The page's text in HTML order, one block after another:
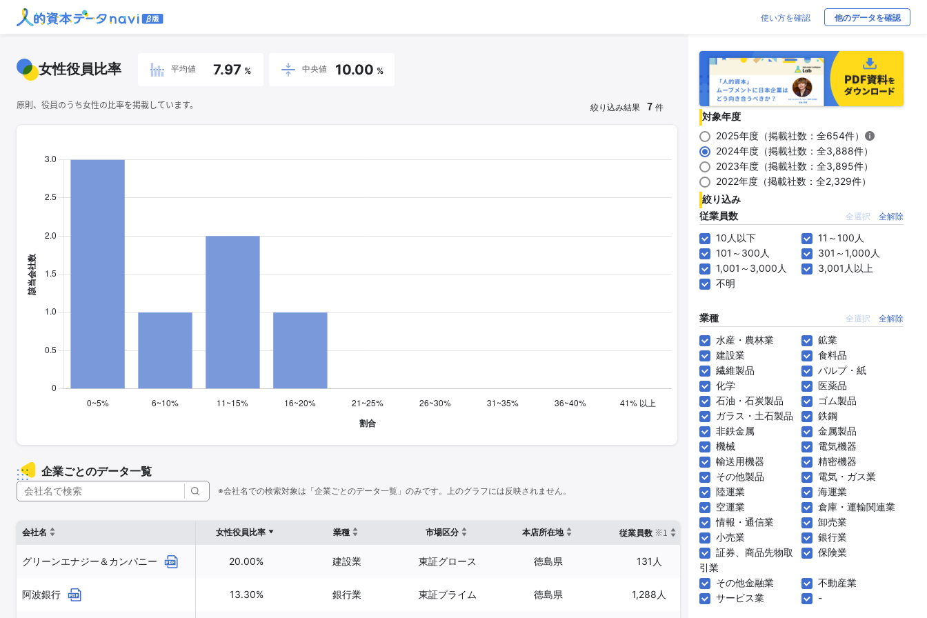
使い方を確認 他のデータを確認
女性役員比率 平均値 7.97 % 中央値 10.00 %
原則、役員のうち女性の比率を掲載しています。 絞り込み結果 7 件
企業ごとのデータ一覧
※会社名での検索対象は「企業ごとのデータ一覧」のみです。上のグラフには反映されません。
会社名 女性役員比率 業種 市場区分 本店所在地 従業員数 ※1 臨時従業員数 確認した有報締日
グリーンエナジー＆カンパニー 20.00% 建設業 東証グロース 徳島県 131人 24人 2024年04月30日
阿波銀行 13.30% 銀行業 東証プライム 徳島県 1,288人 527人
対象年度
2025年度（掲載社数：全654件）
2024年度（掲載社数：全3,888件）
2023年度（掲載社数：全3,895件）
2022年度（掲載社数：全2,329件）
絞り込み
従業員数
全選択 全解除
10人以下
11～100人
101～300人
301～1,000人
1,001～3,000人
3,001人以上
不明
業種 全選択 全解除
水産・農林業
鉱業
建設業
食料品
繊維製品
パルプ・紙
化学
医薬品
石油・石炭製品
ゴム製品
ガラス・土石製品
鉄鋼
非鉄金属
金属製品
機械
電気機器
輸送用機器
精密機器
その他製品
電気・ガス業
陸運業
海運業
空運業
倉庫・運輸関連業
情報・通信業
卸売業
小売業
銀行業
証券、商品先物取
引業
保険業
その他金融業
不動産業
サービス業
-